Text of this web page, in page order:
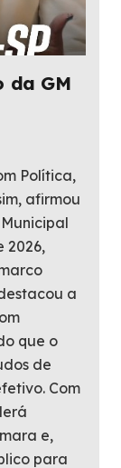
da GM
Política,
afirmou
2026,
a
que o
de
Com
e,
para